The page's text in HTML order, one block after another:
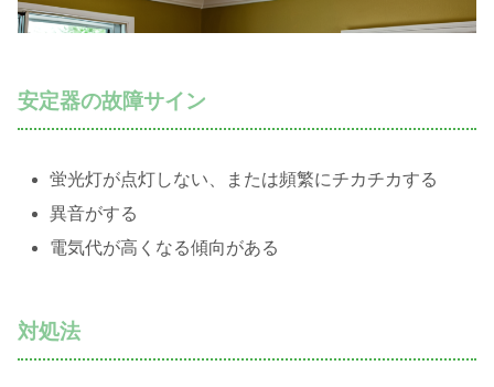
安定器の故障サイン
蛍光灯が点灯しない、または頻繁にチカチカする
異音がする
電気代が高くなる傾向がある
対処法